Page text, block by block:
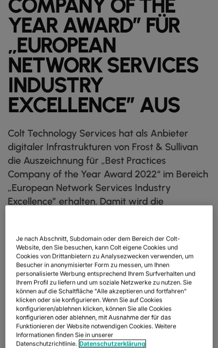
globe_book IP‑TRANSIT
ENTDECKEN
NETZWERK‑KARTE
docs DATENBLÄTTER
UNSERE PARTNER
account_balance KAPITALMÄRKTE
DIGITALE
GLOBALE PLATTFORM
Wir vereinen Ihr digitales Ökosystem in einer sicheren, intelligenten
Plattform.
ETHERNET
DEDIZIERTER INTERNETZUGANG
NETZWERK‑KARTE ANSEHEN
UNSERE DIGITALEN KUNDEN
EINZELHANDEL
KAPITALMÄRKTE
DIENSTLEISTUNGEN
REALE ERGEBNISSE
LÖSUNGEN
MODERNISIEREN SIE IHREN ARBEITSPLATZ
OPTIMIEREN SIE IHRE NETZWERKINFRASTRUKTUR
SICHERN SIE IHRE ZUKUNFT
NACH BRANCHE
FERTIGUNG
PHARMA
NETZWERK
INFRASTRUKTURNETZDIENSTE
DUNKLE GLASFASER
COLOCATION IM KÄFIG
KONNEKTIVITÄTSDIENSTE
WELLENLÄNGE
DEDIZIERTER INTERNETZUGANG
IP TRANSIT
ETHERNET
UNSER NETZWERK PARTNER ESG UNSER TEAM
ÜBERPRÜFE DEINE KONNEKTIVITÄT
GESCHICHTEN VON KUNDEN
Nachrichten
NACHRICHTEN
Netzwerkintelligenz
DOKUMENTATION
Dokumentation
DATENBLÄTTER
NEWSLETTER
STATUS DES NETZWERKS
YEAR AWARD” FÜR
„EUROPEAN
NETWORK SERVICES
INDUSTRY
EXCELLENCE” AUS
Colt Technology Services hat als Anbieter
digitaler Infrastrukturen von Frost & Sullivan
die Auszeichnung für „Best Practices
Company of the Year Award 2022“ im Bereich
„European Network Services Industry
Excellence” erhalten. Damit wird die
gewürdigt. Colt entwickelt neue Produkte,
Lösungen und Dienstleistungen, die den sich
ständig verändernden Kundenbedürfnissen
entsprechen und den Gesamtmarkt
voranbringen.
Colt setzt Maßstäbe im Bereich digitale Infrastruktur, innovative
Services sowie ESG
Je nach Abschnitt, Subdomain oder dem Bereich der Colt-
Website, den Sie besuchen, kann Colt eigene Cookies und
Cookies von Drittanbietern zu Analysezwecken verwenden, um
Besucher in anonymisierter Form zu messen, um Ihnen
personalisierte Werbung entsprechend Ihrem Surfverhalten und
Ihrem Profil zu liefern und um soziale Netzwerke zu nutzen. Sie
können auf die Schaltfläche "Alle akzeptieren und fortfahren"
klicken oder sie konfigurieren. Wenn Sie auf Cookies
konfigurieren/ablehnen klicken, können Sie alle Cookies
konfigurieren oder ablehnen, mit Ausnahme der für das
Funktionieren der Website notwendigen Cookies. Weitere
Informationen finden Sie in unserer
Datenschutzrichtlinie. Datenschutzerklärung